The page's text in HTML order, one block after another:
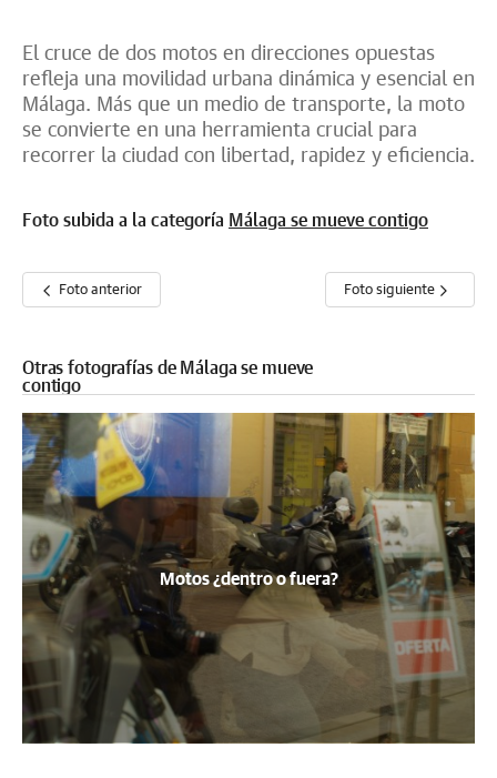
El cruce de dos motos en direcciones opuestas
refleja una movilidad urbana dinámica y esencial en
Málaga. Más que un medio de transporte, la moto
se convierte en una herramienta crucial para
recorrer la ciudad con libertad, rapidez y eficiencia.
Foto subida a la categoría Málaga se mueve contigo
Foto anterior Foto siguiente
Otras fotografías de Málaga se mueve
contigo
Motos ¿dentro o fuera?